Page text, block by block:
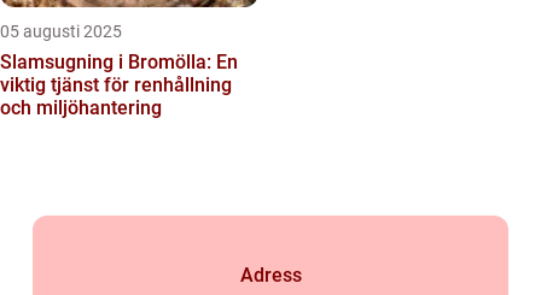
05 augusti 2025
Slamsugning i Bromölla: En
viktig tjänst för renhållning
och miljöhantering
Adress